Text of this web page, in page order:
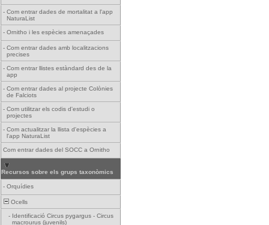
- Com entrar dades de mortalitat a l'app
NaturaList
- Ornitho i les espècies amenaçades
- Com entrar dades amb localitzacions
precises
- Com entrar llistes estàndard des de la
app
- Com entrar dades al projecte Colònies
de Falciots
- Com utilitzar els codis d'estudi o
projectes
- Com actualitzar la llista d'espècies a
l'app NaturaList
Com entrar dades del SOCC a Ornitho
Recursos sobre els grups taxonòmics
- Orquídies
Ocells
- Identificació Circus pygargus - Circus
macrourus (juvenils)